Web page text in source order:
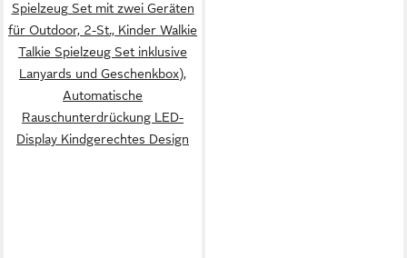
Spielzeug Set mit zwei Geräten
für Outdoor, 2-St., Kinder Walkie
Talkie Spielzeug Set inklusive
Lanyards und Geschenkbox),
Automatische
Rauschunterdrückung LED-
Display Kindgerechtes Design